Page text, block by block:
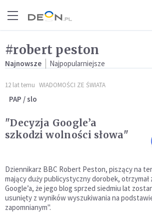
#robert peston
Najnowsze Najpopularniejsze
12 lat temu WIADOMOŚCI ZE ŚWIATA
PAP / slo
"Decyzja Google’a
szkodzi wolności słowa"
Dziennikarz BBC Robert Peston, piszący na
mający duży publicystyczny dorobek, otrzymał
Google’a, że jego blog sprzed siedmiu lat
usunięty z wyników wyszukiwania na
zapomnianym".